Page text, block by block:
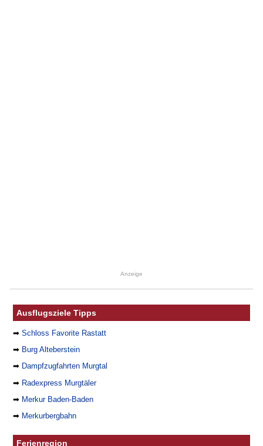
Anzeige
Ausflugsziele Tipps
➡Schloss Favorite Rastatt
➡ Burg Alteberstein
➡ Dampfzugfahrten Murgtal
➡ Radexpress Murgtäler
➡ Merkur Baden-Baden
➡ Merkurbergbahn
Ferienregion